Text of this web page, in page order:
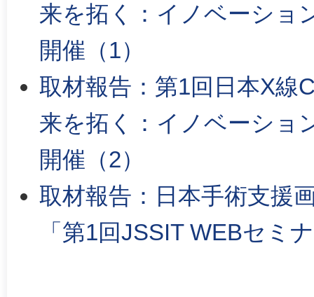
来を拓く：イノベーショ
開催（1）
取材報告：第1回日本X線
来を拓く：イノベーショ
開催（2）
取材報告：日本手術支援
「第1回JSSIT WEBセミ